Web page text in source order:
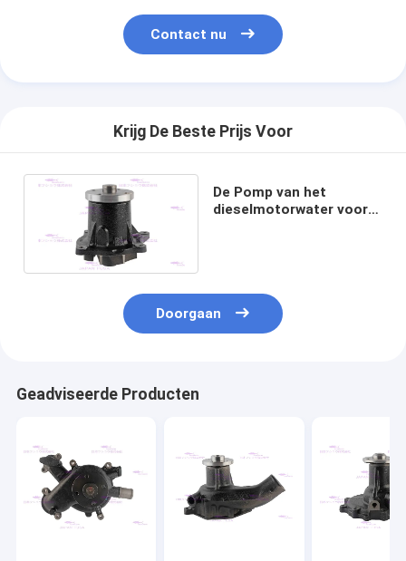
Contact nu
Krijg De Beste Prijs Voor
De Pomp van het
dieselmotorwater voor
Doorgaan
Geadviseerde Producten